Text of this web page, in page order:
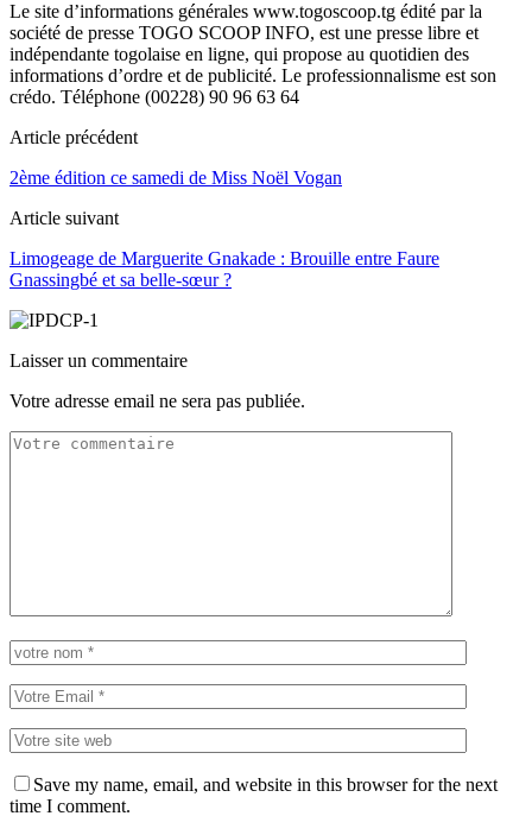
Le site d’informations générales www.togoscoop.tg édité par la
société de presse TOGO SCOOP INFO, est une presse libre et
indépendante togolaise en ligne, qui propose au quotidien des
informations d’ordre et de publicité. Le professionnalisme est son
crédo. Téléphone (00228) 90 96 63 64
Article précédent
2ème édition ce samedi de Miss Noël Vogan
Article suivant
Limogeage de Marguerite Gnakade : Brouille entre Faure
Gnassingbé et sa belle-sœur ?
Laisser un commentaire
Votre adresse email ne sera pas publiée.
Save my name, email, and website in this browser for the next
time I comment.